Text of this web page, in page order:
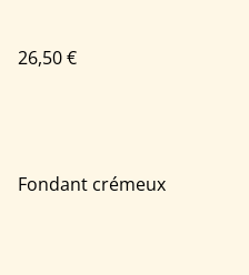
26,50 €
Fondant crémeux